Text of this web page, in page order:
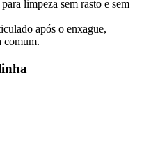
limpeza sem rasto e sem
após o enxague,
comum.